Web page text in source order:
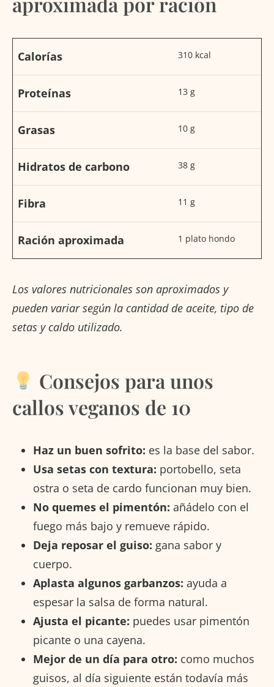
Calorías 310 kcal
Proteínas 13 g
Grasas 10 g
Hidratos de carbono 38 g
Fibra 11 g
Ración aproximada 1 plato hondo
Los valores nutricionales son aproximados y
pueden variar según la cantidad de aceite, tipo de
setas y caldo utilizado.
Consejos para unos
callos veganos de 10
Haz un buen sofrito: es la base del sabor.
Usa setas con textura: portobello, seta
ostra o seta de cardo funcionan muy bien.
No quemes el pimentón: añádelo con el
fuego más bajo y remueve rápido.
Deja reposar el guiso: gana sabor y
cuerpo.
Aplasta algunos garbanzos: ayuda a
espesar la salsa de forma natural.
Ajusta el picante: puedes usar pimentón
picante o una cayena.
Mejor de un día para otro: como muchos
guisos, al día siguiente están todavía más